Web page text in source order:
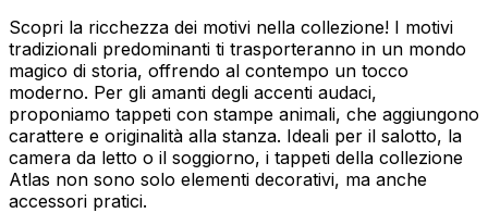
Scopri la ricchezza dei motivi nella collezione! I motivi
tradizionali predominanti ti trasporteranno in un mondo
magico di storia, offrendo al contempo un tocco
moderno. Per gli amanti degli accenti audaci,
proponiamo tappeti con stampe animali, che aggiungono
carattere e originalità alla stanza. Ideali per il salotto, la
camera da letto o il soggiorno, i tappeti della collezione
Atlas non sono solo elementi decorativi, ma anche
accessori pratici.